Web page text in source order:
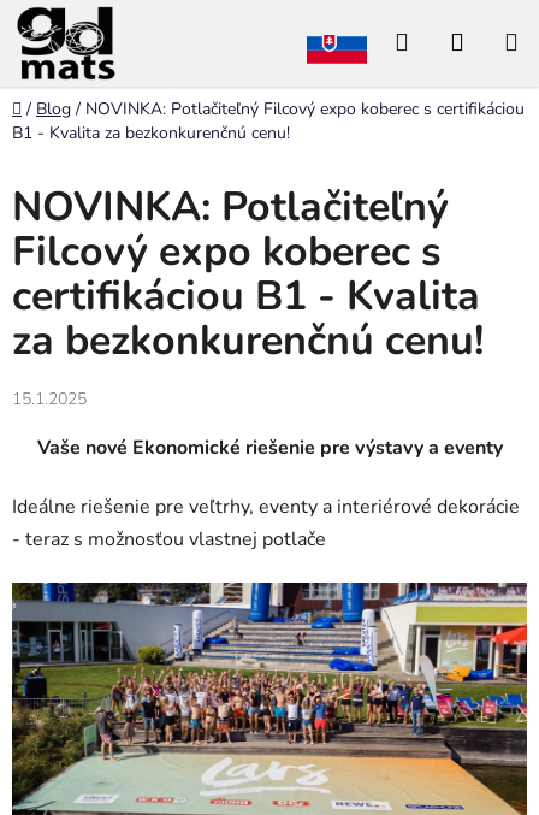
Prejsť
na
obsah
Hľadať
Domov
/ Blog / NOVINKA: Potlačiteľný Filcový expo koberec s certifikáciou
B1 - Kvalita za bezkonkurenčnú cenu!
NOVINKA: Potlačiteľný
Filcový expo koberec s
certifikáciou B1 - Kvalita
za bezkonkurenčnú cenu!
15.1.2025
Vaše nové Ekonomické riešenie pre výstavy a eventy
Ideálne riešenie pre veľtrhy, eventy a interiérové dekorácie
- teraz s možnosťou vlastnej potlače